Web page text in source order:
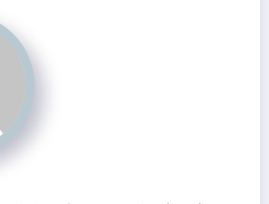
zamek wciąż stoi, będąc niemym
zapomnianych dramatów, które
pamięci ludzi.